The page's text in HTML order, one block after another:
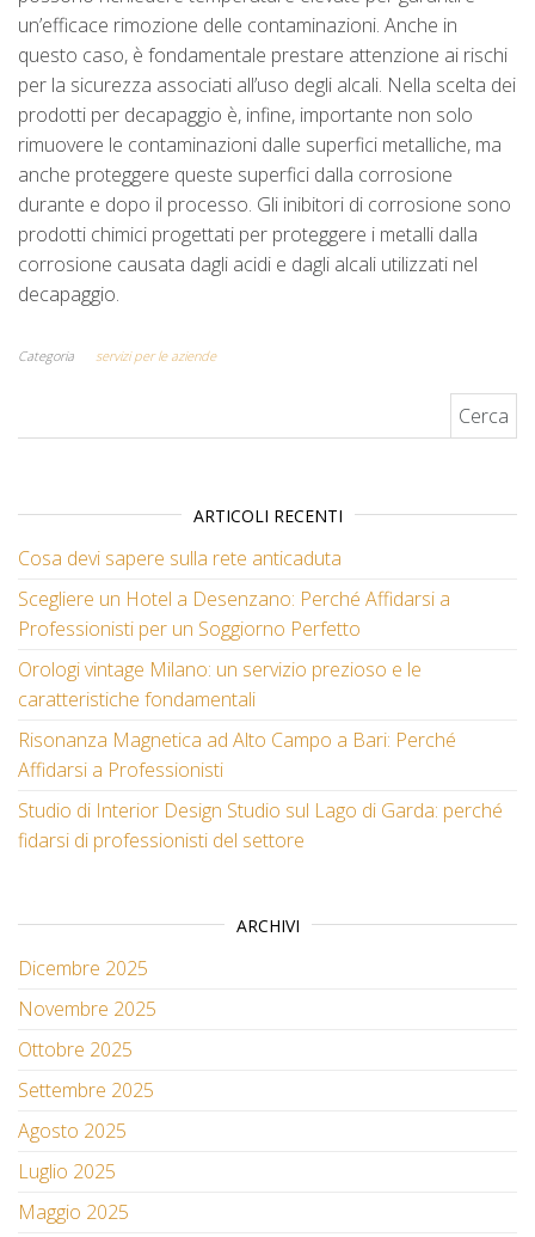
un’efficace rimozione delle contaminazioni. Anche in
questo caso, è fondamentale prestare attenzione ai rischi
per la sicurezza associati all’uso degli alcali. Nella scelta dei
prodotti per decapaggio è, infine, importante non solo
rimuovere le contaminazioni dalle superfici metalliche, ma
anche proteggere queste superfici dalla corrosione
durante e dopo il processo. Gli inibitori di corrosione sono
prodotti chimici progettati per proteggere i metalli dalla
corrosione causata dagli acidi e dagli alcali utilizzati nel
decapaggio.
Categoria servizi per le aziende
ARTICOLI RECENTI
Cosa devi sapere sulla rete anticaduta
Scegliere un Hotel a Desenzano: Perché Affidarsi a
Professionisti per un Soggiorno Perfetto
Orologi vintage Milano: un servizio prezioso e le
caratteristiche fondamentali
Risonanza Magnetica ad Alto Campo a Bari: Perché
Affidarsi a Professionisti
Studio di Interior Design Studio sul Lago di Garda: perché
fidarsi di professionisti del settore
ARCHIVI
Dicembre 2025
Novembre 2025
Ottobre 2025
Settembre 2025
Agosto 2025
Luglio 2025
Maggio 2025